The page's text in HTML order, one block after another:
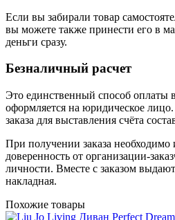
Если вы забирали товар
вы можете также принести его в
деньги сразу.
Безналичный расчет
Это единственный способ оплаты в
оформляется на юридическое
заказа для выставления счёта
При получении заказа необходимо
доверенность от организации-
личности. Вместе с заказом
накладная.
Похожие товары